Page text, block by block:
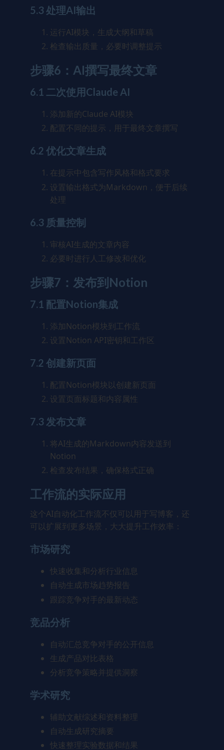
5.3 处理AI输出
运行AI模块，生成大纲和草稿
检查输出质量，必要时调整提示
步骤6：AI撰写最终文章
6.1 二次使用Claude AI
添加新的Claude AI模块
配置不同的提示，用于最终文章撰写
6.2 优化文章生成
在提示中包含写作风格和格式要求
设置输出格式为Markdown，便于后续
处理
6.3 质量控制
审核AI生成的文章内容
必要时进行人工修改和优化
步骤7：发布到Notion
7.1 配置Notion集成
添加Notion模块到工作流
设置Notion API密钥和工作区
7.2 创建新页面
配置Notion模块以创建新页面
设置页面标题和内容属性
7.3 发布文章
将AI生成的Markdown内容发送到
Notion
检查发布结果，确保格式正确
工作流的实际应用
这个AI自动化工作流不仅可以用于写博客，还
可以扩展到更多场景，大大提升工作效率：
市场研究
快速收集和分析行业信息
自动生成市场趋势报告
跟踪竞争对手的最新动态
竞品分析
自动汇总竞争对手的公开信息
生成产品对比表格
分析竞争策略并提供洞察
学术研究
辅助文献综述和资料整理
自动生成研究摘要
快速整理实验数据和结果